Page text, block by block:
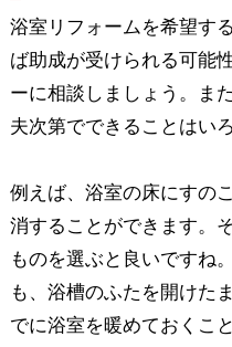
浴室リフォームを希望す
ば助成が受けられる可能
ーに相談しましょう。ま
夫次第でできることはい
例えば、浴室の床にすの
消することができます。
ものを選ぶと良いですね
も、浴槽のふたを開けた
でに浴室を暖めておくこ